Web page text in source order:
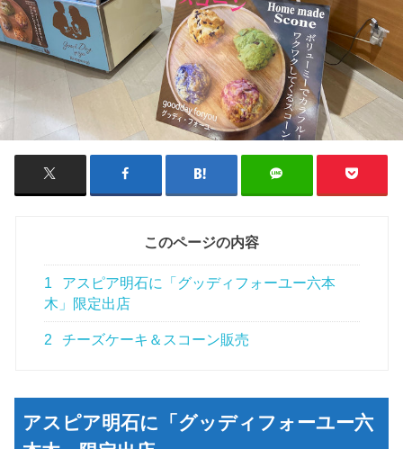
このページの内容
1
アスピア明石に「グッディフォーユー六本
木」限定出店
2 チーズケーキ＆スコーン販売
アスピア明石に「グッディフォーユー六